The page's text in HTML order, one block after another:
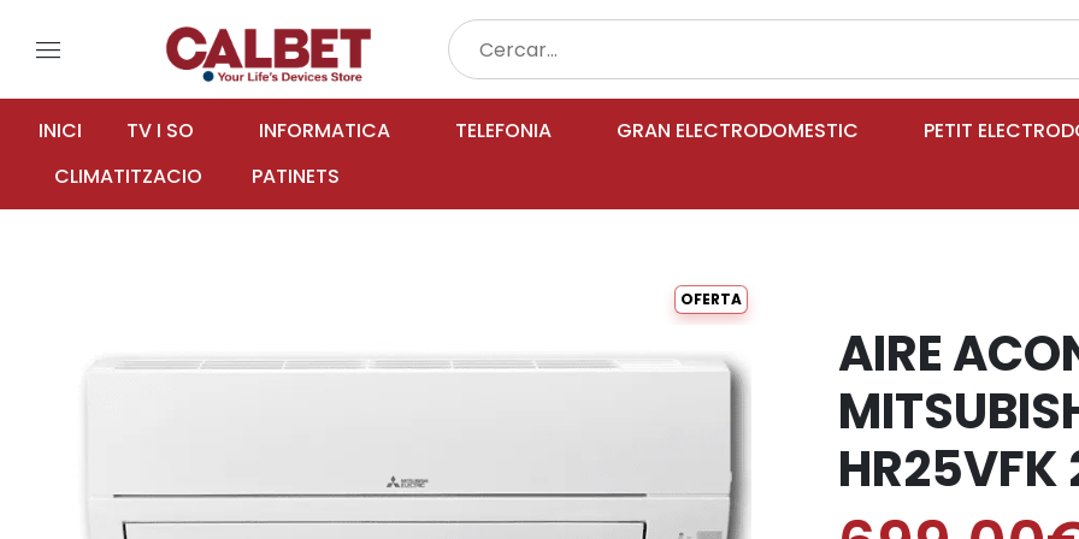
menu
INICI TV I SO INFORMATICA TELEFONIA GRAN ELECTRODOMESTIC PETIT
CLIMATITZACIO
PATINETS
OFERTA
AIRE
HR25VFK